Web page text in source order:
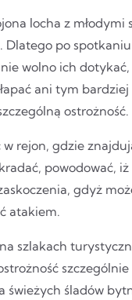
locha z młodymi
Dlatego po
wolno ich dotykać,
ani tym
ostrożność.
w rejon, gdzie
powodować,
gdyż
atakiem.
szlakach
świeżych śladów